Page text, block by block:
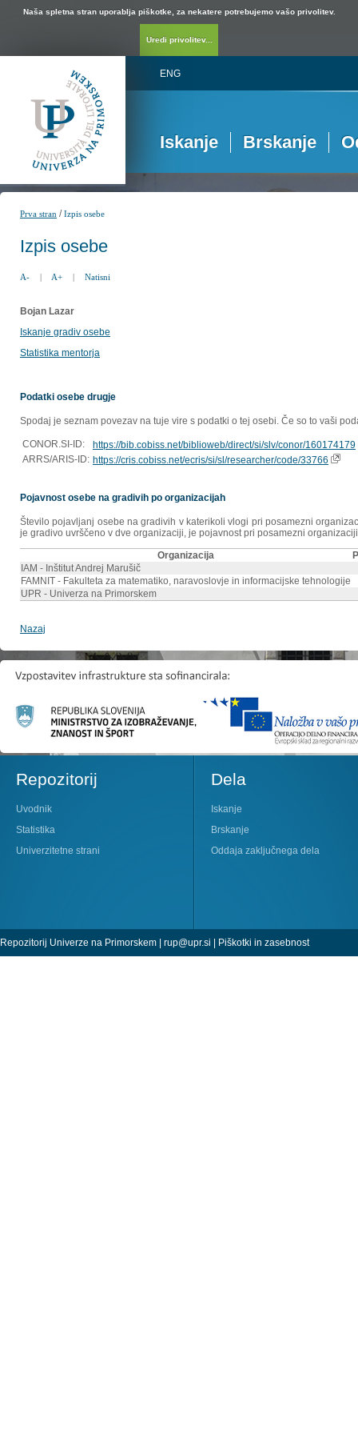
Naša spletna stran uporablja piškotke, za nekatere potrebujemo vašo privolitev.
Uredi privolitev...
ENG
Iskanje Brskanje
Prva stran /Izpis osebe
Izpis osebe
A- | A+ | Natisni
Bojan Lazar
Iskanje gradiv osebe
Statistika mentorja
Podatki osebe drugje
Spodaj je seznam povezav na tuje vire s podatki o tej osebi. Če so to vaši
CONOR.SI-ID:
https://bib.cobiss.net/biblioweb/direct/si/slv/conor/160174179
ARRS/ARIS-ID: https://cris.cobiss.net/ecris/si/sl/researcher/code/33766
Pojavnost osebe na gradivih po organizacijah
Število pojavljanj osebe na gradivih v katerikoli vlogi pri posamezni
je gradivo uvrščeno v dve organizaciji, je pojavnost pri posamezni
Organizacija
IAM - Inštitut Andrej Marušič
FAMNIT - Fakulteta za matematiko, naravoslovje in informacijske tehnologije
UPR - Univerza na Primorskem
Nazaj
Repozitorij
Uvodnik
Statistika
Univerzitetne strani
Dela
Iskanje
Brskanje
Oddaja zaključnega dela
Repozitorij Univerze na Primorskem | rup@upr.si Piškotki in zasebnost